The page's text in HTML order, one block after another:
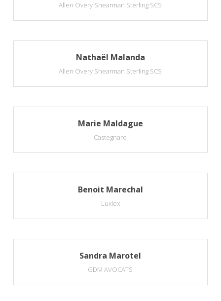
Allen Overy Shearman Sterling SCS
Nathaël Malanda
Allen Overy Shearman Sterling SCS
Marie Maldague
Castegnaro
Benoit Marechal
Luxlex
Sandra Marotel
GDM AVOCATS